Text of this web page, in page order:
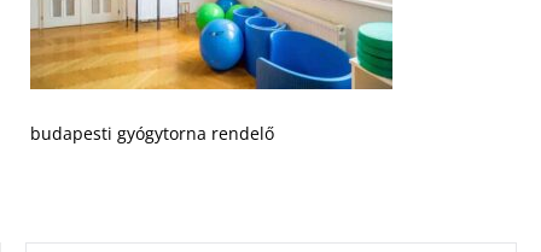
budapesti gyógytorna rendelő